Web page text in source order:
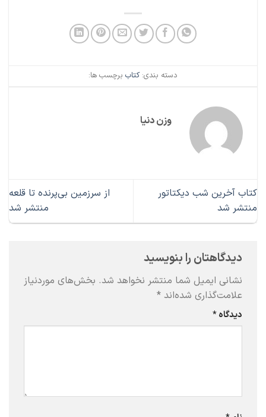
دسته بندی:کتاب برچسب ها:
وزن دنیا
کتاب آخرین شب دیکتاتور
منتشر شد
از سرزمین بی‌پرنده تا قلعه
منتشر شد
دیدگاهتان را بنویسید
نشانی ایمیل شما منتشر نخواهد شد. بخش‌های موردنیاز
علامت‌گذاری شده‌اند *
دیدگاه*